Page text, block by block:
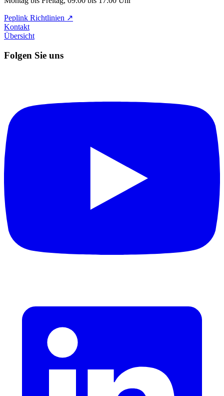
Peplink Richtlinien ↗️
Kontakt
Übersicht
Folgen Sie uns